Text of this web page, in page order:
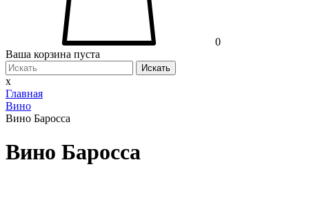
0
Ваша корзина пуста
Искать
x
Главная
Вино
Вино Баросса
Вино Баросса